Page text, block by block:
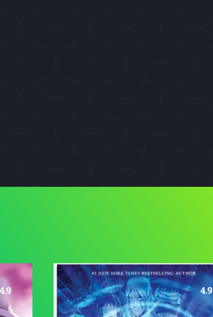
4.9 4.9